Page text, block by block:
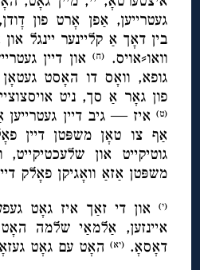
געטרייען, אַפן אָרט פון
בין דאָך אַ קליינער יינגל און
וואו⸗אויס.
(ח)און דיין
גופא, וואָס דו האָסט
פון גאָר אַ סך, ניט
(ט) איז — גיב דיין
אַף צו טאָן משפּטן דיין
גוטיקייט און
משפּטן אַזאַ וואָגיקן פאָלק
(י)
און די זאַך איז גאָט
איינזען, אַלמאַי שלמה
דאָסאָ.(יא) האָט עם גאָט